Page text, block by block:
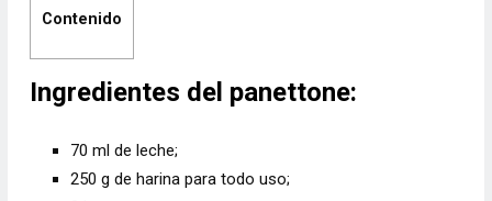
Contenido
Ingredientes del panettone:
70 ml de leche;
250 g de harina para todo uso;